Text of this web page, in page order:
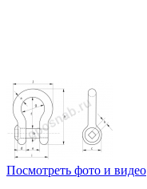
Посмотреть фото и видео